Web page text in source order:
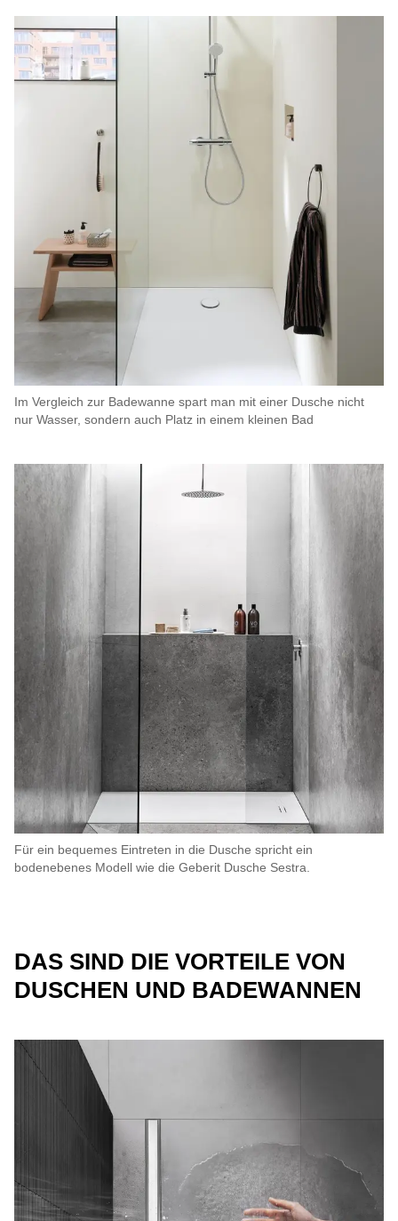
Im Vergleich zur Badewanne spart man mit einer Dusche nicht
nur Wasser, sondern auch Platz in einem kleinen Bad
Für ein bequemes Eintreten in die Dusche spricht ein
bodenebenes Modell wie die Geberit Dusche Sestra.
DAS SIND DIE VORTEILE VON
DUSCHEN UND BADEWANNEN